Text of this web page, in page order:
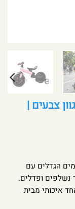
רב-תכליתיים 3 ב-1 במגוון צבעים |
הגדלים עם
נשלפים ופדלים.
איכותי מבית